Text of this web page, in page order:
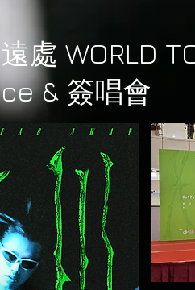
處 WORLD
& 簽唱會